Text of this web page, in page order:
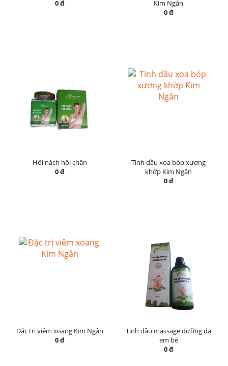
0 đ
Kim Ngân
0 đ
Hôi nách hôi chân
0 đ
Tinh dầu xoa bóp xương
khớp Kim Ngân
0 đ
Đặc trị viêm xoang Kim Ngân
0 đ
Tinh dầu massage dưỡng da
em bé
0 đ